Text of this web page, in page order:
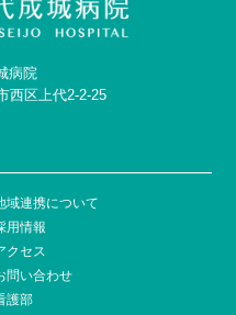
病院
西区上代2-2-25
域連携について
用情報
クセス
問い合わせ
護部